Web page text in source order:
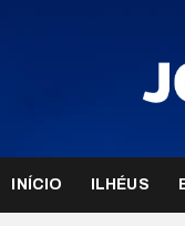
INÍCIO ILHÉUS